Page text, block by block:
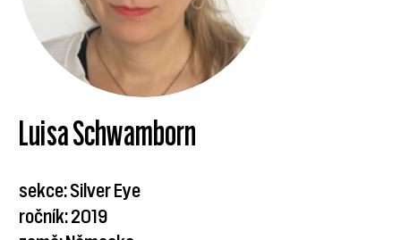
Luisa Schwamborn
sekce: Silver Eye
ročník: 2019